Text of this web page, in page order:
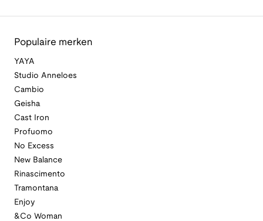
Populaire merken
YAYA
Studio Anneloes
Cambio
Geisha
Cast Iron
Profuomo
No Excess
New Balance
Rinascimento
Tramontana
Enjoy
&Co Woman